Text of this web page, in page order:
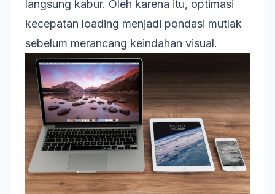
langsung kabur. Oleh karena itu, optimasi
kecepatan loading menjadi pondasi mutlak
sebelum merancang keindahan visual.